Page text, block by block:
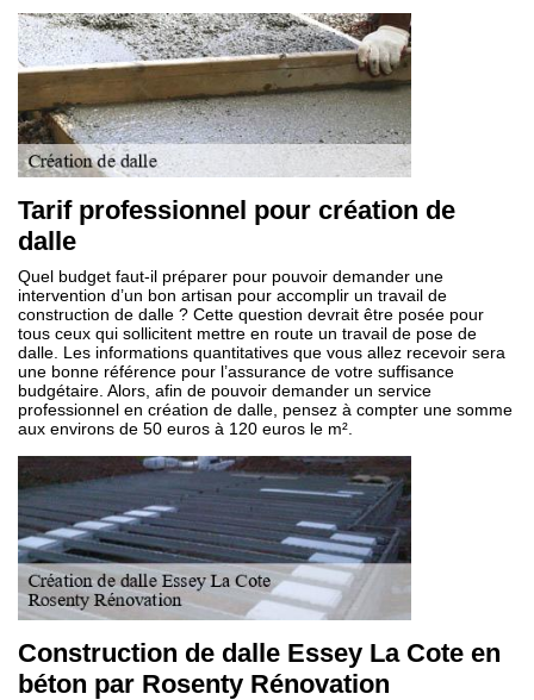
Tarif professionnel pour création de
dalle
Quel budget faut-il préparer pour pouvoir demander une
intervention d’un bon artisan pour accomplir un travail de
construction de dalle ? Cette question devrait être posée pour
tous ceux qui sollicitent mettre en route un travail de pose de
dalle. Les informations quantitatives que vous allez recevoir sera
une bonne référence pour l’assurance de votre suffisance
budgétaire. Alors, afin de pouvoir demander un service
professionnel en création de dalle, pensez à compter une somme
aux environs de 50 euros à 120 euros le m².
Construction de dalle Essey La Cote en
béton par Rosenty Rénovation